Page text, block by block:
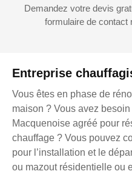
Entreprise
Vous êtes en phase de
maison ? Vous avez
Macquenoise agréé pour
chauffage ? Vous pouvez
pour l’installation et le
ou mazout résidentielle ou
Demandez votre devis
formulaire de contact